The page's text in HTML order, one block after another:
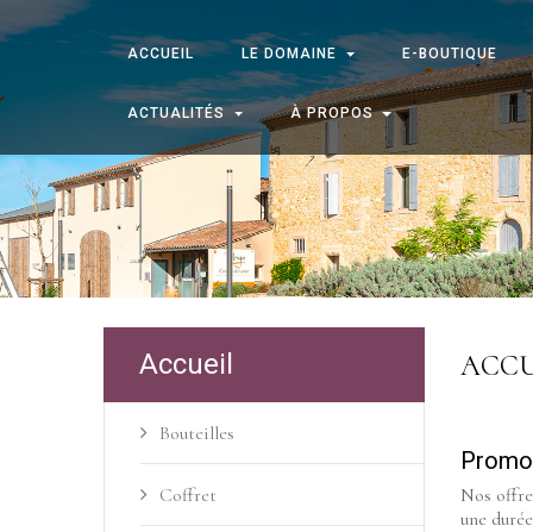
ACCUEIL LE DOMAINE E-BOUTIQUE
ACTUALITÉS À PROPOS
Accueil
Bouteilles
Coffret
Nos
une